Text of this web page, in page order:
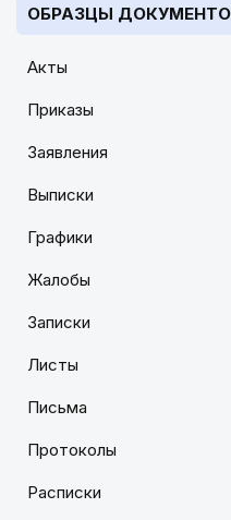
ОБРАЗЦЫ
Акты
Приказы
Заявления
Выписки
Графики
Жалобы
Записки
Листы
Письма
Протоколы
Расписки